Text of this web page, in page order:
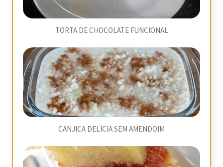
TORTA DE CHOCOLATE FUNCIONAL
CANJICA DELÍCIA SEM AMENDOIM